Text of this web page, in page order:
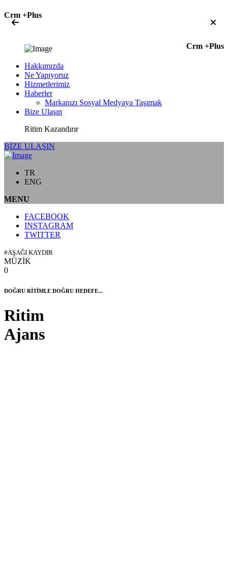
Crm +Plus
Crm +Plus
Hakkımızda
Ne Yapıyoruz
Hizmetlerimiz
Haberler
Markanızı Sosyal Medyaya Taşımak
Bize Ulaşın
Ritim Kazandırır
BİZE ULAŞIN
TR
ENG
MENU
FACEBOOK
INSTAGRAM
TWITTER
#AŞAĞI KAYDIR
MÜZİK
0
DOĞRU RİTİMLE DOĞRU HEDEFE...
Ritim
Ajans